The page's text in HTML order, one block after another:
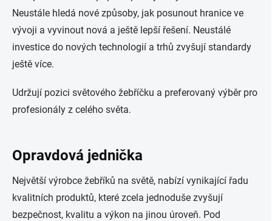
Neustále hledá nové způsoby, jak posunout hranice ve
vývoji a vyvinout nová a ještě lepší řešení. Neustálé
investice do nových technologií a trhů zvyšují standardy
ještě více.
Udržují pozici světového žebříčku a preferovaný výběr pro
profesionály z celého světa.
Opravdová jednička
Největší výrobce žebříků na světě, nabízí vynikající řadu
kvalitních produktů, které zcela jednoduše zvyšují
bezpečnost, kvalitu a výkon na jinou úroveň. Pod